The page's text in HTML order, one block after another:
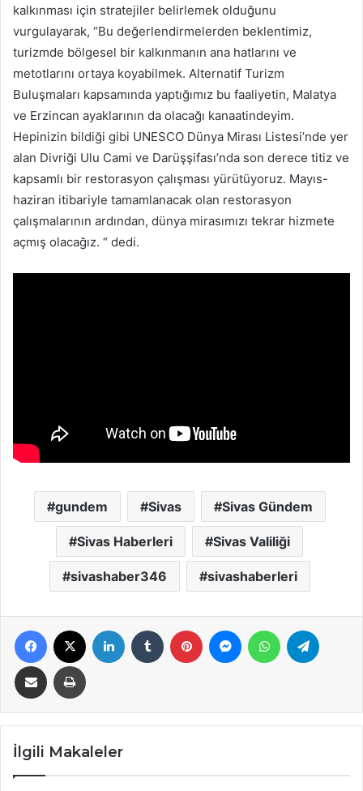
kalkınması için stratejiler belirlemek olduğunu
vurgulayarak, “Bu değerlendirmelerden beklentimiz,
turizmde bölgesel bir kalkınmanın ana hatlarını ve
metotlarını ortaya koyabilmek. Alternatif Turizm
Buluşmaları kapsamında yaptığımız bu faaliyetin, Malatya
ve Erzincan ayaklarının da olacağı kanaatindeyim.
Hepinizin bildiği gibi UNESCO Dünya Mirası Listesi’nde yer
alan Divriği Ulu Cami ve Darüşşifası’nda son derece titiz ve
kapsamlı bir restorasyon çalışması yürütüyoruz. Mayıs-
haziran itibariyle tamamlanacak olan restorasyon
çalışmalarının ardından, dünya mirasımızı tekrar hizmete
açmış olacağız. “ dedi.
gundem Sivas Sivas Gündem
Sivas Haberleri Sivas Valiliği
sivashaber346 sivashaberleri
Facebook LinkedIn Tumblr Pinterest MessengerWhatsApp
E-Posta ile paylaş Yazdır
İlgili Makaleler